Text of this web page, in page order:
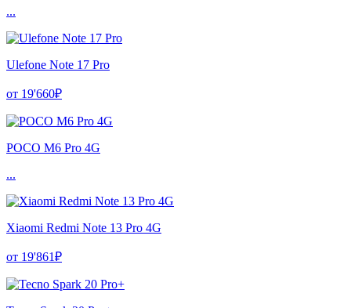
...
Ulefone Note 17 Pro
от 19'660₽
POCO M6 Pro 4G
...
Xiaomi Redmi Note 13 Pro 4G
от 19'861₽